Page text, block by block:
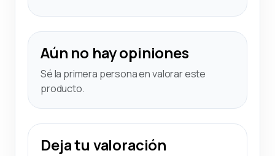
Aún no hay opiniones
Sé la primera persona en valorar este
producto.
Deja tu valoración